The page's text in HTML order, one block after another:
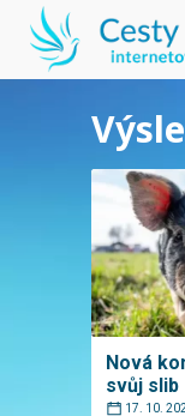
Nová
svůj slib
17. 10.